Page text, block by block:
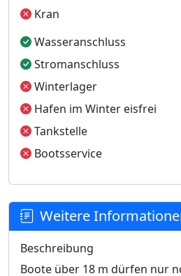
Kran
Wasseranschluss
Stromanschluss
Winterlager
Hafen im Winter eisfrei
Tankstelle
Bootsservice
Weitere
Beschreibung
Boote über 18 m dürfen nur